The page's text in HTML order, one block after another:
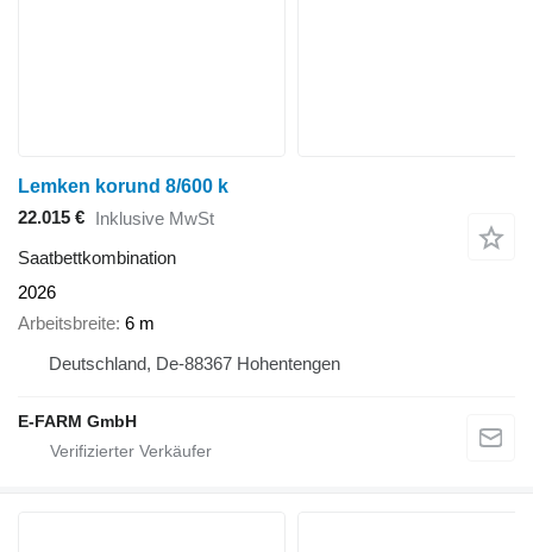
Lemken korund 8/600 k
22.015 € Inklusive MwSt
Saatbettkombination
2026
Arbeitsbreite 6 m
Deutschland, De-88367 Hohentengen
E-FARM GmbH